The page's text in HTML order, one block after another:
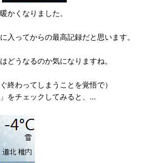
かくなりました。
入ってからの最高記録だと思います。
どうなるのか気になりますね。
終わってしまうことを覚悟で）
」をチェックしてみると、…